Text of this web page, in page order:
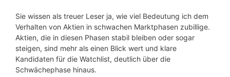
Sie wissen als treuer Leser ja, wie viel Bedeutung ich dem
Verhalten von Aktien in schwachen Marktphasen zubillige.
Aktien, die in diesen Phasen stabil bleiben oder sogar
steigen, sind mehr als einen Blick wert und klare
Kandidaten für die Watchlist, deutlich über die
Schwächephase hinaus.